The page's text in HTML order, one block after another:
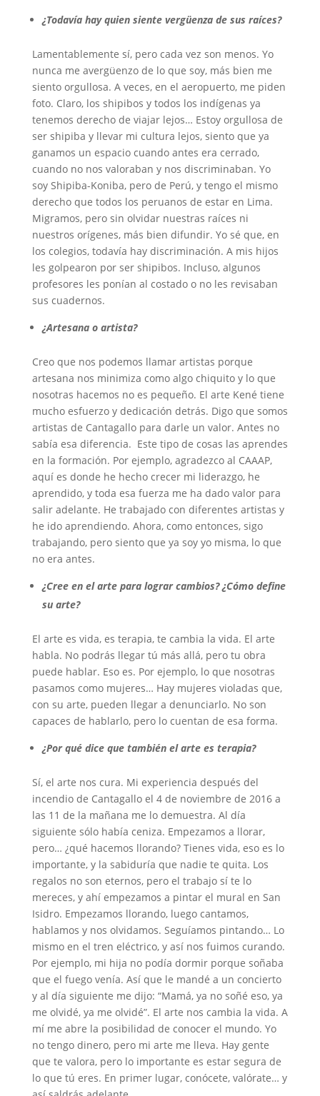
¿Todavía hay quien siente vergüenza de sus raíces?
Lamentablemente sí, pero cada vez son menos. Yo
nunca me avergüenzo de lo que soy, más bien me
siento orgullosa. A veces, en el aeropuerto, me piden
foto. Claro, los shipibos y todos los indígenas ya
tenemos derecho de viajar lejos… Estoy orgullosa de
ser shipiba y llevar mi cultura lejos, siento que ya
ganamos un espacio cuando antes era cerrado,
cuando no nos valoraban y nos discriminaban. Yo
soy Shipiba-Koniba, pero de Perú, y tengo el mismo
derecho que todos los peruanos de estar en Lima.
Migramos, pero sin olvidar nuestras raíces ni
nuestros orígenes, más bien difundir. Yo sé que, en
los colegios, todavía hay discriminación. A mis hijos
les golpearon por ser shipibos. Incluso, algunos
profesores les ponían al costado o no les revisaban
sus cuadernos.
¿Artesana o artista?
Creo que nos podemos llamar artistas porque
artesana nos minimiza como algo chiquito y lo que
nosotras hacemos no es pequeño. El arte Kené tiene
mucho esfuerzo y dedicación detrás. Digo que somos
artistas de Cantagallo para darle un valor. Antes no
sabía esa diferencia. Este tipo de cosas las aprendes
en la formación. Por ejemplo, agradezco al CAAAP,
aquí es donde he hecho crecer mi liderazgo, he
aprendido, y toda esa fuerza me ha dado valor para
salir adelante. He trabajado con diferentes artistas y
he ido aprendiendo. Ahora, como entonces, sigo
trabajando, pero siento que ya soy yo misma, lo que
no era antes.
¿Cree en el arte para lograr cambios? ¿Cómo define
su arte?
El arte es vida, es terapia, te cambia la vida. El arte
habla. No podrás llegar tú más allá, pero tu obra
puede hablar. Eso es. Por ejemplo, lo que nosotras
pasamos como mujeres… Hay mujeres violadas que,
con su arte, pueden llegar a denunciarlo. No son
capaces de hablarlo, pero lo cuentan de esa forma.
¿Por qué dice que también el arte es terapia?
Sí, el arte nos cura. Mi experiencia después del
incendio de Cantagallo el 4 de noviembre de 2016 a
las 11 de la mañana me lo demuestra. Al día
siguiente sólo había ceniza. Empezamos a llorar,
pero… ¿qué hacemos llorando? Tienes vida, eso es lo
importante, y la sabiduría que nadie te quita. Los
regalos no son eternos, pero el trabajo sí te lo
mereces, y ahí empezamos a pintar el mural en San
Isidro. Empezamos llorando, luego cantamos,
hablamos y nos olvidamos. Seguíamos pintando… Lo
mismo en el tren eléctrico, y así nos fuimos curando.
Por ejemplo, mi hija no podía dormir porque soñaba
que el fuego venía. Así que le mandé a un concierto
y al día siguiente me dijo: “Mamá, ya no soñé eso, ya
me olvidé, ya me olvidé”. El arte nos cambia la vida. A
mí me abre la posibilidad de conocer el mundo. Yo
no tengo dinero, pero mi arte me lleva. Hay gente
que te valora, pero lo importante es estar segura de
lo que tú eres. En primer lugar, conócete, valórate… y